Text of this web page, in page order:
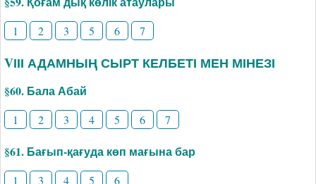
1 2 3 5 6 7
VІІІ АДАМНЫҢ СЫРТ КЕЛБЕТІ МЕН МІНЕЗІ
§60. Бала Абай
1 2 3 4 5 6 7
§61. Бағып-қағуда көп мағына бар
1 3 4 5 6